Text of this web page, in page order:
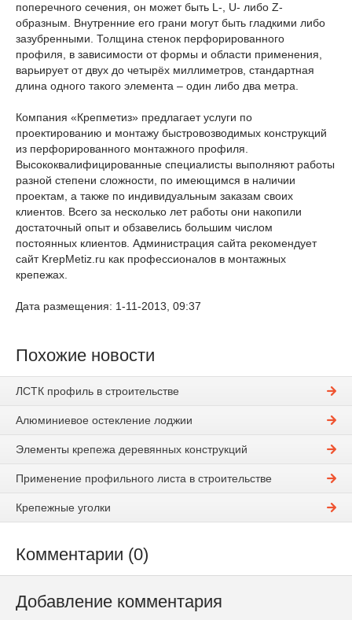
поперечного сечения, он может быть L-, U- либо Z-
образным. Внутренние его грани могут быть гладкими либо
зазубренными. Толщина стенок перфорированного
профиля, в зависимости от формы и области применения,
варьирует от двух до четырёх миллиметров, стандартная
длина одного такого элемента – один либо два метра.
Компания «Крепметиз» предлагает услуги по
проектированию и монтажу быстровозводимых конструкций
из перфорированного монтажного профиля.
Высококвалифицированные специалисты выполняют работы
разной степени сложности, по имеющимся в наличии
проектам, а также по индивидуальным заказам своих
клиентов. Всего за несколько лет работы они накопили
достаточный опыт и обзавелись большим числом
постоянных клиентов. Администрация сайта рекомендует
сайт KrepMetiz.ru как профессионалов в монтажных
крепежах.
Дата размещения: 1-11-2013, 09:37
Похожие новости
ЛСТК профиль в строительстве
Алюминиевое остекление лоджии
Элементы крепежа деревянных конструкций
Применение профильного листа в строительстве
Крепежные уголки
Комментарии (0)
Добавление комментария